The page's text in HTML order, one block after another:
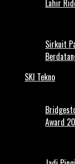
Lahir
Sirkuit
SKI Tekno
Award